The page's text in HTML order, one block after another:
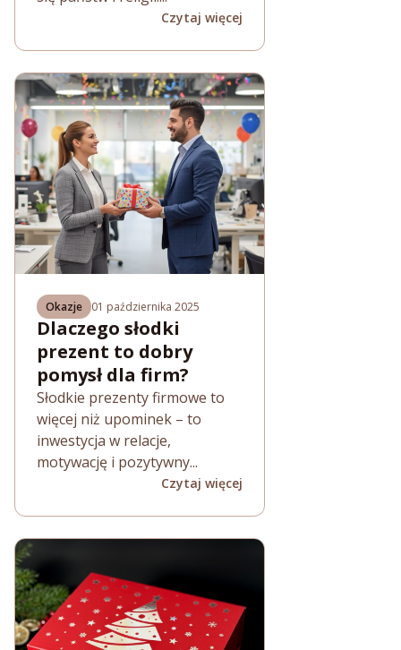
Czytaj więcej
Okazje 01 października 2025
Dlaczego słodki
prezent to dobry
pomysł dla firm?
Słodkie prezenty firmowe to
więcej niż upominek – to
inwestycja w relacje,
motywację i pozytywny...
Czytaj więcej